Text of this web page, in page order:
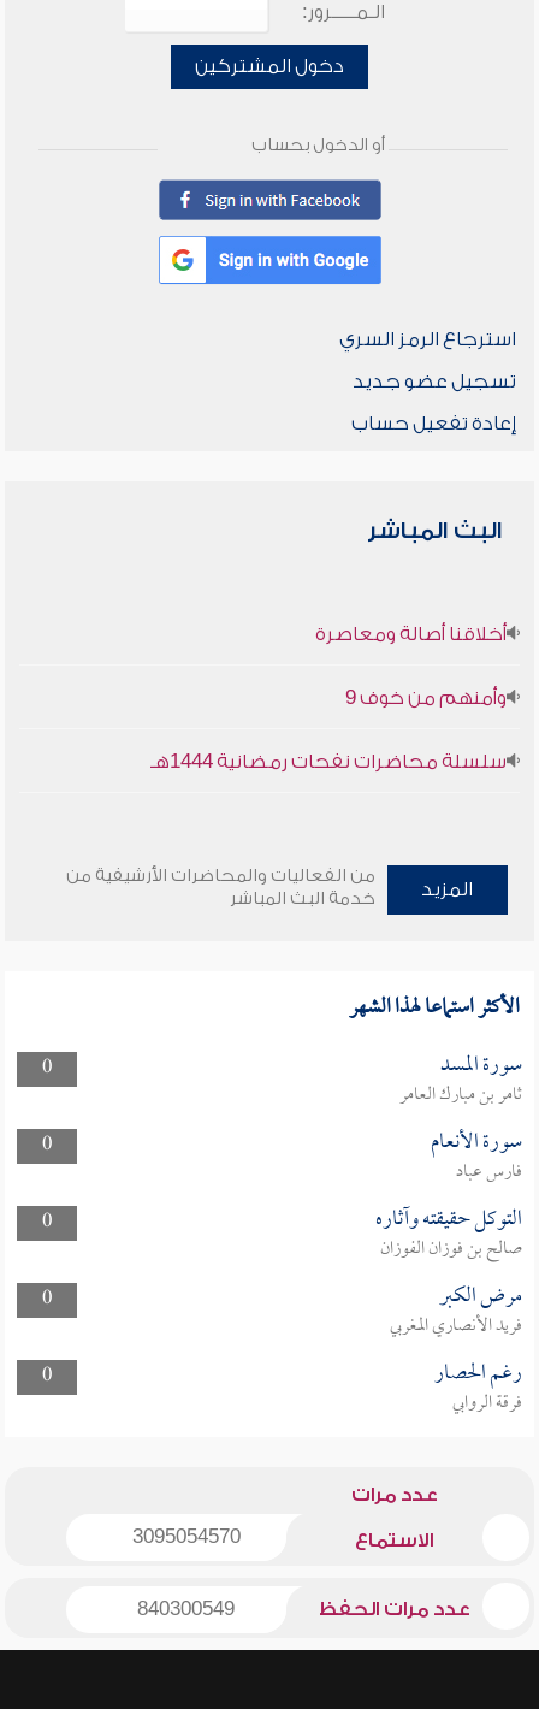
الـمـــــرور:
دخول المشتركين
أو الدخول بحساب
استرجاع الرمز السري
تسجيل عضو جديد
إعادة تفعيل حساب
البث المباشر
أخلاقنا أصالة ومعاصرة
وأمنهم من خوف 9
سلسلة محاضرات نفحات رمضانية 1444هـ
المزيد
من الفعاليات والمحاضرات الأرشيفية من
خدمة البث المباشر
الأكثر استماعا لهذا الشهر
0 سورة المسد
ثامر بن مبارك العامر
0
سورة الأنعام
فارس عباد
0
التوكل حقيقته وآثاره
صالح بن فوزان الفوزان
0
مرض الكبر
فريد الأنصاري المغربي
0
رغم الحصار
فرقة الروابي
عدد مرات
الاستماع 3095054570
عدد مرات الحفظ 840300549